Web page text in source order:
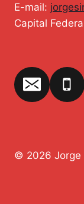
E-mail:
Capital
© 2026 Jorge